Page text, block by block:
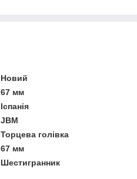
Новий
67 мм
Іспанія
JBM
Торцева голівка
67 мм
Шестигранник